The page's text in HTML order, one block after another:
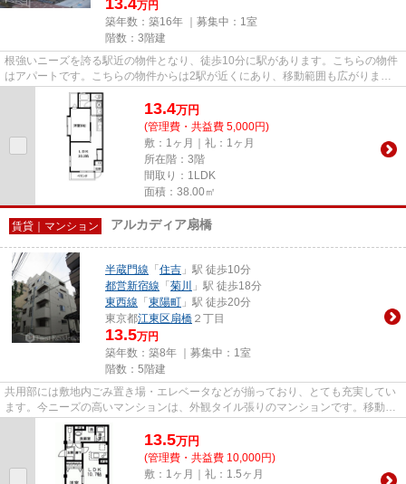
万円
築年数：築16年 ｜募集中： 1室
階数：3階建
根強いニーズを誇る駅近の物件となり、徒歩10分に駅があります。こちらの物件
はアパートです。こちらの物件からは2駅が近くにあり、移動範囲も広がりま
す。四季折々の風を感じられる通...
13.4万円
(管理費・共益費 5,000円)
敷：1ヶ月｜礼：1ヶ月
所在階：3階
間取り：1LDK
面積：38.00㎡
賃貸｜マンション アルカディア扇橋
半蔵門線 「 住吉 」駅 徒歩10分
都営新宿線 「 菊川
」駅 徒歩18分
東西線 「 東陽町 」駅 徒歩20分
東京都江東区扇橋 ２丁目
13.5万円
築年数：築8年 ｜募集中： 1室
階数：5階建
共用部には敷地内ごみ置き場・エレベータなどが揃っており、とても充実してい
ます。今ニーズの高いマンションは、外観タイル張りのマンションです。移動範
囲が広がる2駅利用可能な物件...
13.5万円
(管理費・共益費 10,000円)
敷：1ヶ月｜礼：1.5ヶ月